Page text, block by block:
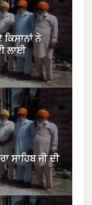
ਨੇ
ਲਾਈ
ਸਾਹਿਬ ਜੀ ਦੀ